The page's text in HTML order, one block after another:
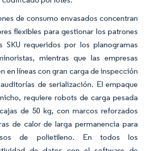
de consumo envasados concentran
flexibles para gestionar los patrones
SKU requeridos por los planogramas
mientras que las empresas
en líneas con gran carga de inspección
de serialización. El empaque
requiere robots de carga pesada
de 50 kg, con marcos reforzados
de calor de larga permanencia para
de polietileno. En todos los